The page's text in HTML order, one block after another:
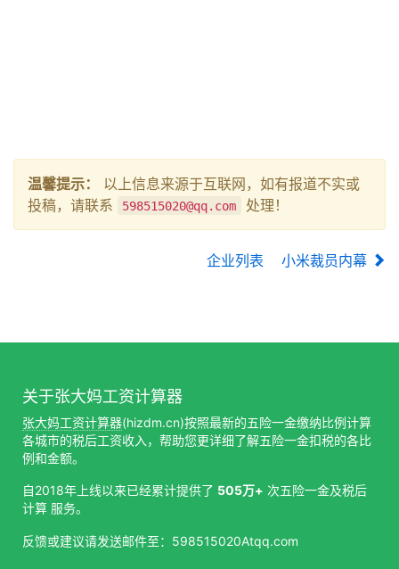
温馨提示：
以上信息来源于互联网，如有报道不实或
投稿，请联系
598515020@qq.com 处理！
企业列表 小米裁员内幕
关于张大妈工资计算器
张大妈工资计算器(hizdm.cn)按照最新的五险一金缴纳比例计算
各城市的税后工资收入，帮助您更详细了解五险一金扣税的各比
例和金额。
自2018年上线以来已经累计提供了 505万+ 次五险一金及税后
计算 服务。
反馈或建议请发送邮件至：598515020Atqq.com